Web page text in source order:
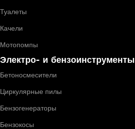
Туалеты
Качели
Мотопомпы
Электро- и бензоинструменты
Бетоносмесители
Циркулярные пилы
Бензогенераторы
Бензокосы